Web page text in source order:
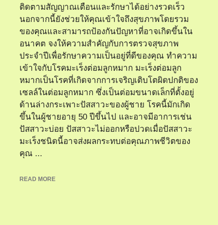
ติดตามสัญญาณเตือนและรักษาได้อย่างรวดเร็ว
นอกจากนี้ยังช่วยให้คุณเข้าใจถึงสุขภาพโดยรวม
ของคุณและสามารถป้องกันปัญหาที่อาจเกิดขึ้นใน
อนาคต จงให้ความสำคัญกับการตรวจสุขภาพ
ประจำปีเพื่อรักษาความเป็นอยู่ที่ดีของคุณ ทำความ
เข้าใจกับโรคมะเร็งต่อมลูกหมาก มะเร็งต่อมลูก
หมากเป็นโรคที่เกิดจากการเจริญเติบโตผิดปกติของ
เซลล์ในต่อมลูกหมาก ซึ่งเป็นต่อมขนาดเล็กที่ตั้งอยู่
ด้านล่างกระเพาะปัสสาวะของผู้ชาย โรคนี้มักเกิด
ขึ้นในผู้ชายอายุ 50 ปีขึ้นไป และอาจมีอาการเช่น
ปัสสาวะบ่อย ปัสสาวะไม่ออกหรือปวดเมื่อปัสสาวะ
มะเร็งชนิดนี้อาจส่งผลกระทบต่อคุณภาพชีวิตของ
คุณ ...
READ MORE